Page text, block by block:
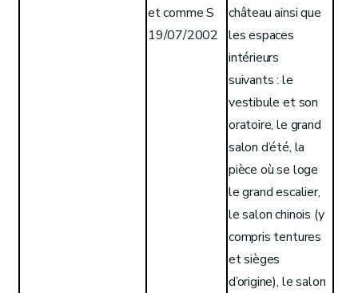
et comme S
19/07/2002
château ainsi que
les espaces
intérieurs
suivants : le
vestibule et son
oratoire, le grand
salon d’été, la
pièce où se loge
le grand escalier,
le salon chinois (y
compris tentures
et sièges
d’origine), le salon